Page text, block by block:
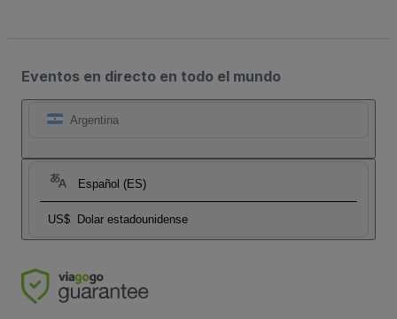
Eventos en directo en todo el mundo
Argentina
Español (ES)
US$ Dolar estadounidense